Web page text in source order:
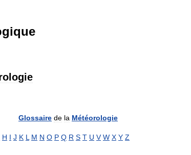
Glossaire de la Météorologie
H I J K L M N O P Q R S T U V W X Y Z